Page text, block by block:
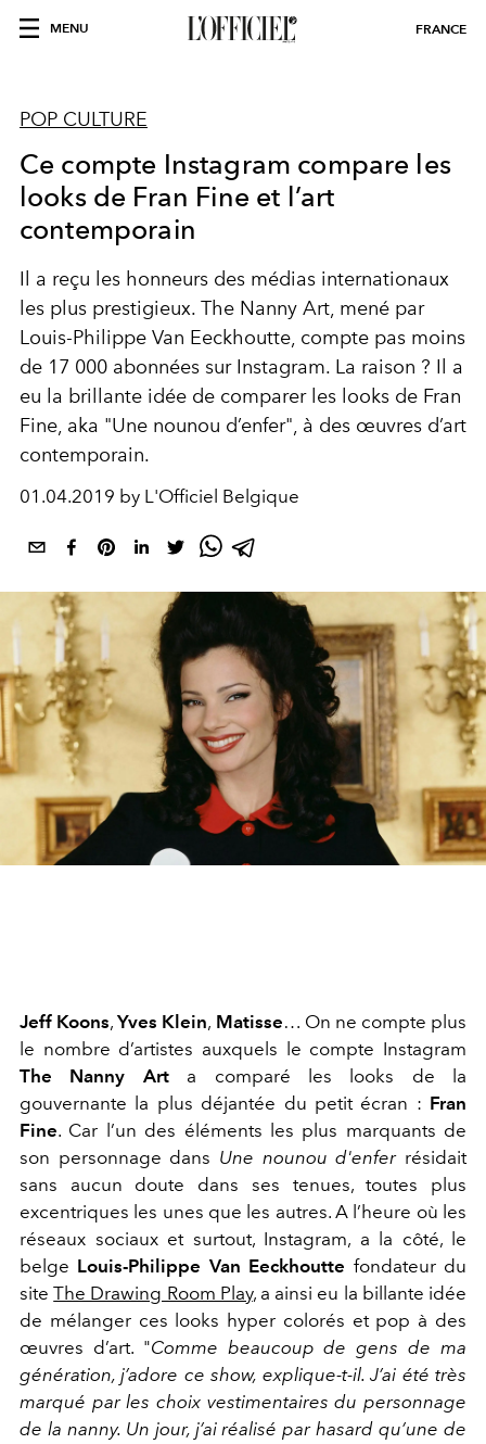
MENU FRANCE
POP CULTURE
Ce compte Instagram compare les
looks de Fran Fine et l’art
contemporain
Il a reçu les honneurs des médias internationaux
les plus prestigieux. The Nanny Art, mené par
Louis-Philippe Van Eeckhoutte, compte pas moins
de 17 000 abonnées sur Instagram. La raison ? Il a
eu la brillante idée de comparer les looks de Fran
Fine, aka "Une nounou d’enfer", à des œuvres d’art
contemporain.
01.04.2019 by L'Officiel Belgique
Jeff Koons,Yves Klein, Matisse… On ne compte plus
le nombre d’artistes auxquels le compte Instagram
The Nanny Art a comparé les looks de la
gouvernante la plus déjantée du petit écran : Fran
Fine. Car l’un des éléments les plus marquants de
son personnage dans Une nounou d'enferrésidait
sans aucun doute dans ses tenues, toutes plus
excentriques les unes que les autres. A l’heure où les
réseaux sociaux et surtout, Instagram, a la côté, le
belge Louis-Philippe Van Eeckhoutte fondateur du
siteThe Drawing Room Play, a ainsi eu la billante idée
de mélanger ces looks hyper colorés et pop à des
œuvres d’art. "Comme beaucoup de gens de ma
génération, j’adore ce show, explique-t-il. J’ai été très
marqué par les choix vestimentaires du personnage
de la nanny. Un jour, j’ai réalisé par hasard qu’une de